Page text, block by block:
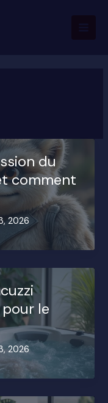
du
comment
2026
le
2026